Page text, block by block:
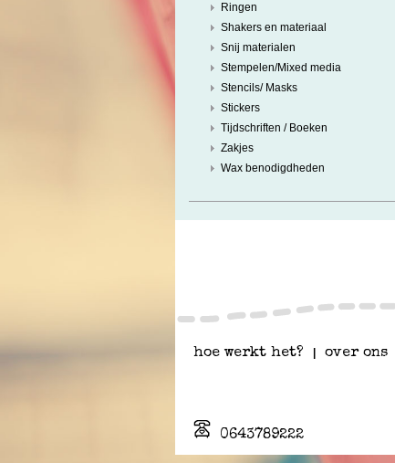
Ringen
Shakers en materiaal
Snij materialen
Stempelen/Mixed media
Stencils/ Masks
Stickers
Tijdschriften / Boeken
Zakjes
Wax benodigdheden
hoe werkt het? over ons
0643789222